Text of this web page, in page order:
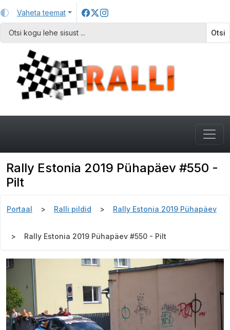
Vaheta teemat
Otsi
Rally Estonia 2019 Pühapäev #550 -
Pilt
Portaal Ralli pildid Rally Estonia 2019 Pühapäev
Rally Estonia 2019 Pühapäev #550 - Pilt